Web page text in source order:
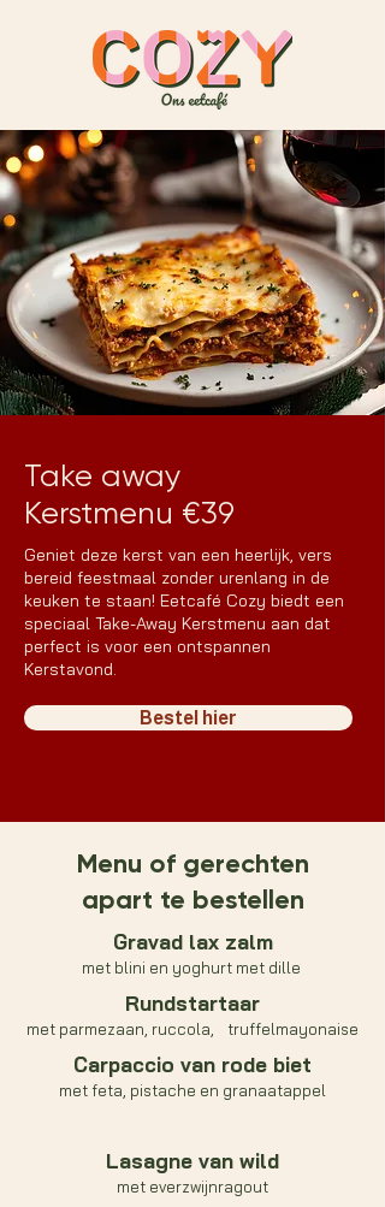
Take away
Kerstmenu €39
Geniet deze kerst van een heerlijk, vers
bereid feestmaal zonder urenlang in de
keuken te staan! Eetcafé Cozy biedt een
speciaal Take-Away Kerstmenu aan dat
perfect is voor een ontspannen
Kerstavond.
Bestel hier
Menu of gerechten
apart te bestellen
Gravad lax zalm
met blini en yoghurt met dille
Rundstartaar
met parmezaan, ruccola, truffelmayonaise
Carpaccio van rode biet
met feta, pistache en granaatappel
Lasagne van wild
met everzwijnragout